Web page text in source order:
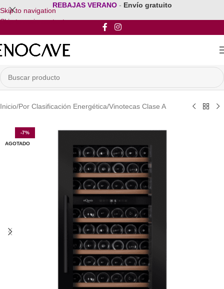
Skip to navigation
Skip to main content
REBAJAS VERANO - Envío gratuito
Inicio/Por Clasificación Energética/Vinotecas Clase A
-7%
AGOTADO